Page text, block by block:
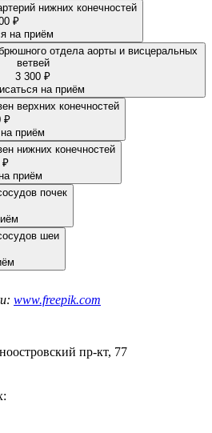
нижних конечностей
₽
на приём
отдела аорты и висцеральных
ветвей
3 300 ₽
на приём
верхних конечностей
₽
приём
нижних конечностей
₽
приём
почек
шеи
www.freepik.com
пр-кт, 77